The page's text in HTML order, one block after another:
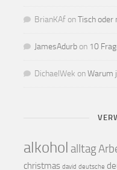
BrianKAf onTisch oder
JamesAdurb on 10
DichaelWek onWarum
alkohol alltag
christmas david deutsche